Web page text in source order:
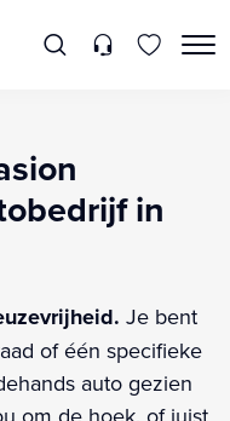
in
Je bent
of één specifieke
auto gezien